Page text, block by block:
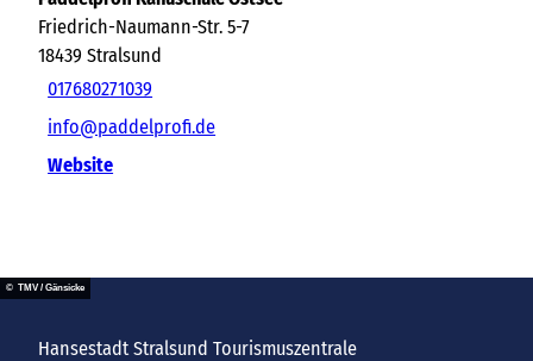
Friedrich-Naumann-Str. 5-7
18439 Stralsund
017680271039
info@paddelprofi.de
Website
© TMV / Gänsicke
Hansestadt Stralsund Tourismuszentrale